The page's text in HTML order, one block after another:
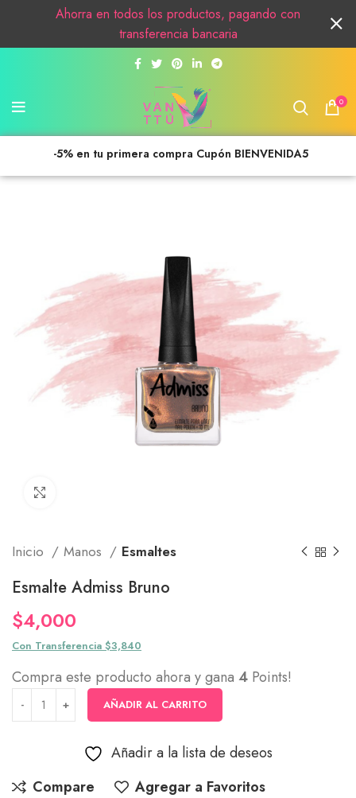
0
-5% en tu primera compra Cupón BIENVENIDA5
Inicio Manos Esmaltes
Esmalte Admiss Bruno
$4,000
Con Transferencia $3,840
Compra este producto ahora y gana 4 Points!
AÑADIR AL CARRITO
Añadir a la lista de deseos
Compare
Agregar a Favoritos
Ahorra en todos los productos, pagando con
transferencia bancaria